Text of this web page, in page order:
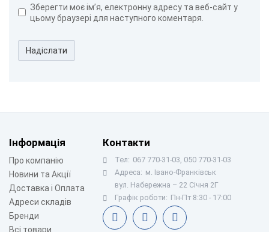
Зберегти моє ім’я, електронну адресу та веб-сайт у
цьому браузері для наступного коментаря.
Надіслати
Інформація
Про компанію
Новини та Акції
Доставка і Оплата
Адреси складів
Бренди
Всі товари
Контакти
Тел: 067 770-31-03, 050 770-31-03
Адреса: м. Івано-Франківськ
вул. Набережна – 22 Січня 2Г
Графік роботи: Пн-Пт 8:30 - 17:00